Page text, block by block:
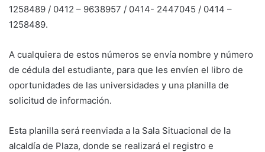
1258489 / 0412 – 9638957 / 0414- 2447045 / 0414 –
1258489.
A cualquiera de estos números se envía nombre y número
de cédula del estudiante, para que les envíen el libro de
oportunidades de las universidades y una planilla de
solicitud de información.
Esta planilla será reenviada a la Sala Situacional de la
alcaldía de Plaza, donde se realizará el registro e